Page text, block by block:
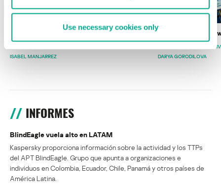
Use necessary cookies only
Wardriving en México: preparativos para
la Copa Mundial de Fútbol 2026
ISABEL MANJARREZ
Estado del
MARC
DARYA GORODILOVA
INFORMES
BlindEagle vuela alto en LATAM
Kaspersky proporciona información sobre la actividad y los TTPs
del APT BlindEagle. Grupo que apunta a organizaciones e
individuos en Colombia, Ecuador, Chile, Panamá y otros países de
América Latina.